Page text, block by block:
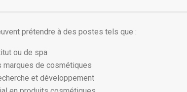
prétendre à des postes tels que :
ou de spa
marques de cosmétiques
et développement